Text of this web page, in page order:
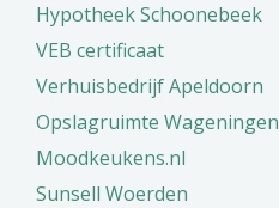
Hypotheek Schoonebeek
VEB certificaat
Verhuisbedrijf Apeldoorn
Opslagruimte Wageningen
Moodkeukens.nl
Sunsell Woerden